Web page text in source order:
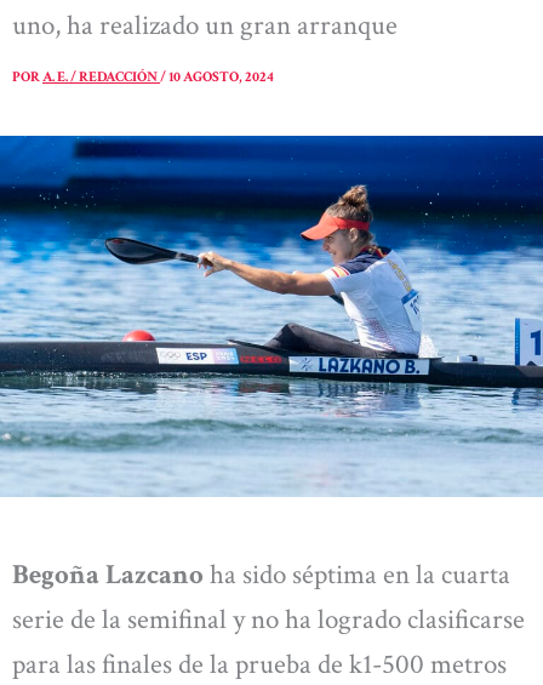
uno, ha realizado un gran arranque
PORA. E. / REDACCIÓN/10 AGOSTO, 2024
Begoña Lazcano ha sido séptima en la cuarta
serie de la semifinal y no ha logrado clasificarse
para las finales de la prueba de k1-500 metros